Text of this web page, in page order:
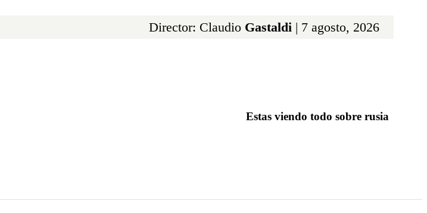
Director: Claudio Gastaldi | 7 agosto, 2026
Estas viendo todo sobre rusia